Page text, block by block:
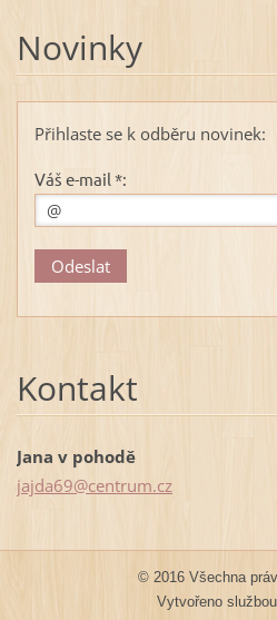
Novinky
Přihlaste se k odběru novinek:
Váš e-mail *:
Kontakt
Jana v pohodě
jajda69@centrum.cz
© 2016 Všechna
Vytvořeno službou